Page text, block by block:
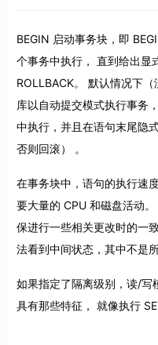
BEGIN 启动事务块，即
个事务中执行， 直到给出显
ROLLBACK。 默认情况下
库以自动提交模式执行事务
中执行，并且在语句末尾隐
否则回滚） 。
在事务块中，语句的执行速
要大量的 CPU 和磁盘活动
保进行一些相关更改时的一
法看到中间状态，其中不是
如果指定了隔离级别，读/写
具有那些特征， 就像执行